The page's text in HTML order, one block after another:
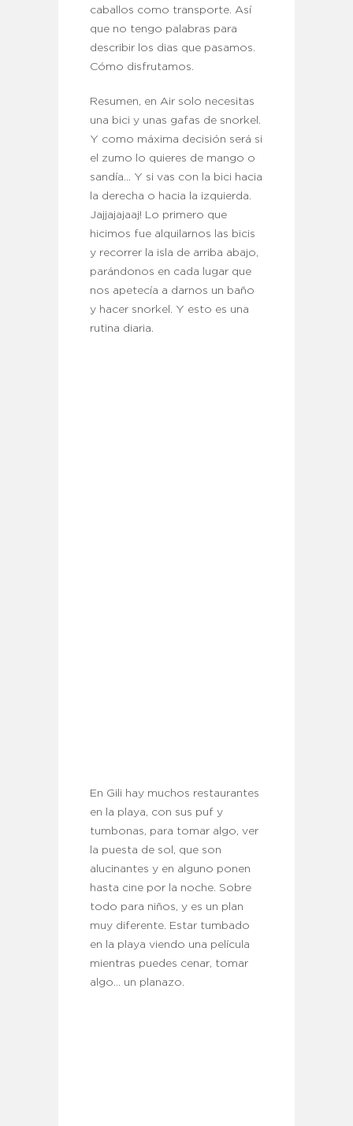
caballos como transporte. Así
que no tengo palabras para
describir los dias que pasamos.
Cómo disfrutamos.
Resumen, en Air solo necesitas
una bici y unas gafas de snorkel.
Y como máxima decisión será si
el zumo lo quieres de mango o
sandía… Y si vas con la bici hacia
la derecha o hacia la izquierda.
Jajjajajaaj! Lo primero que
hicimos fue alquilarnos las bicis
y recorrer la isla de arriba abajo,
parándonos en cada lugar que
nos apetecía a darnos un baño
y hacer snorkel. Y esto es una
rutina diaria.
En Gili hay muchos restaurantes
en la playa, con sus puf y
tumbonas, para tomar algo, ver
la puesta de sol, que son
alucinantes y en alguno ponen
hasta cine por la noche. Sobre
todo para niños, y es un plan
muy diferente. Estar tumbado
en la playa viendo una película
mientras puedes cenar, tomar
algo… un planazo.